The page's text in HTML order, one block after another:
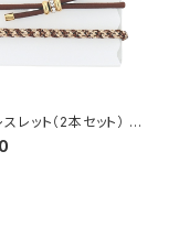
レット（2本セット） ビ
BR（ブラウ